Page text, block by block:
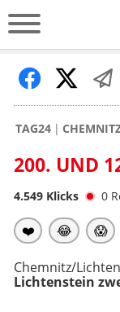
TAG24
200. UND
4.549 Klicks 0
❤️ 😂 😱
Chemnitz/
Lichtenstein